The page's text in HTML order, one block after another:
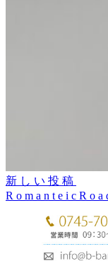
新しい投稿